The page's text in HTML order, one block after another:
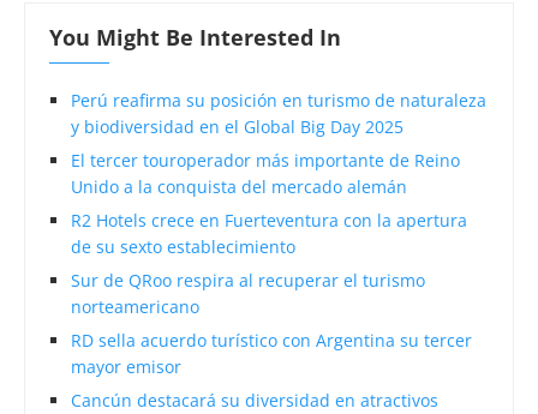
You Might Be Interested In
Perú reafirma su posición en turismo de naturaleza
y biodiversidad en el Global Big Day 2025
El tercer touroperador más importante de Reino
Unido a la conquista del mercado alemán
R2 Hotels crece en Fuerteventura con la apertura
de su sexto establecimiento
Sur de QRoo respira al recuperar el turismo
norteamericano
RD sella acuerdo turístico con Argentina su tercer
mayor emisor
Cancún destacará su diversidad en atractivos